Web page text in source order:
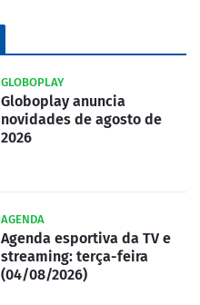
GLOBOPLAY
Globoplay anuncia
novidades de agosto de
2026
AGENDA
Agenda esportiva da TV e
streaming: terça-feira
(04/08/2026)